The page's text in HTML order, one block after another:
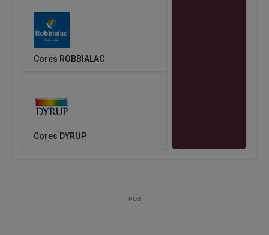
Cores ROBBIALAC
Cores DYRUP